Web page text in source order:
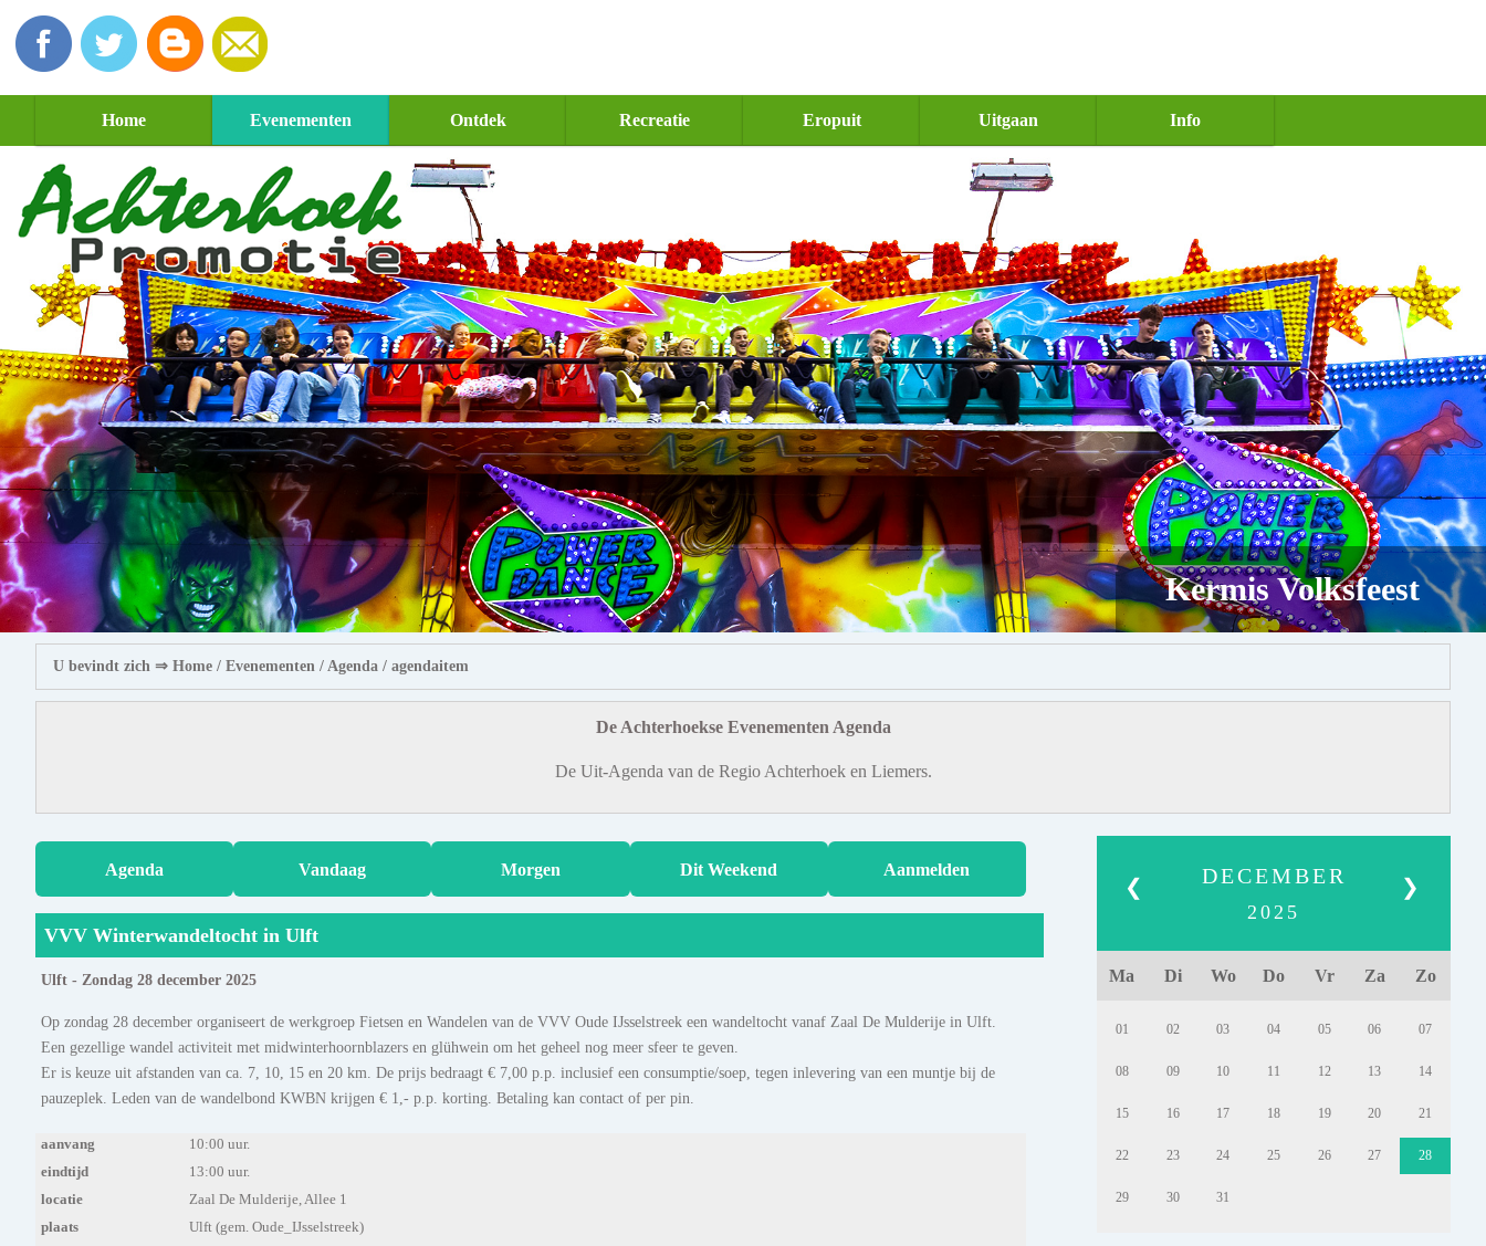
Home Evenementen Ontdek Recreatie Eropuit Uitgaan Info
Kermis Volksfeest
U bevindt zich ⇒ Home / Evenementen / Agenda / agendaitem
De Achterhoekse Evenementen Agenda
De Uit-Agenda van de Regio Achterhoek en Liemers.
Agenda Vandaag Morgen Dit Weekend Aanmelden
VVV Winterwandeltocht in Ulft
Ulft - Zondag 28 december 2025
Op zondag 28 december organiseert de werkgroep Fietsen en Wandelen van de VVV Oude IJsselstreek een wandeltocht vanaf Zaal De Mulderije in Ulft.
Een gezellige wandel activiteit met midwinterhoornblazers en glühwein om het geheel nog meer sfeer te geven.
Er is keuze uit afstanden van ca. 7, 10, 15 en 20 km. De prijs bedraagt € 7,00 p.p. inclusief een consumptie/soep, tegen inlevering van een muntje bij de
pauzeplek. Leden van de wandelbond KWBN krijgen € 1,- p.p. korting. Betaling kan contact of per pin.
aanvang
10:00 uur.
eindtijd
13:00 uur.
locatie
Zaal De Mulderije, Allee 1
plaats
Ulft (gem. Oude_IJsselstreek)
❮ ❯
DECEMBER
2025
Ma Di Wo Do Vr Za Zo
01 02 03 04 05 06 07
08 09 10 11 12 13 14
15 16 17 18 19 20 21
22 23 24 25 26 27 28
29 30 31